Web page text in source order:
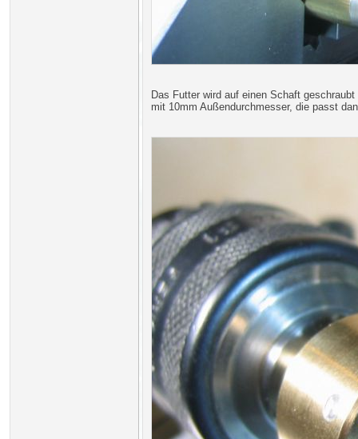
Das Futter wird auf einen Schaft
mit 10mm Außendurchmesser, die passt